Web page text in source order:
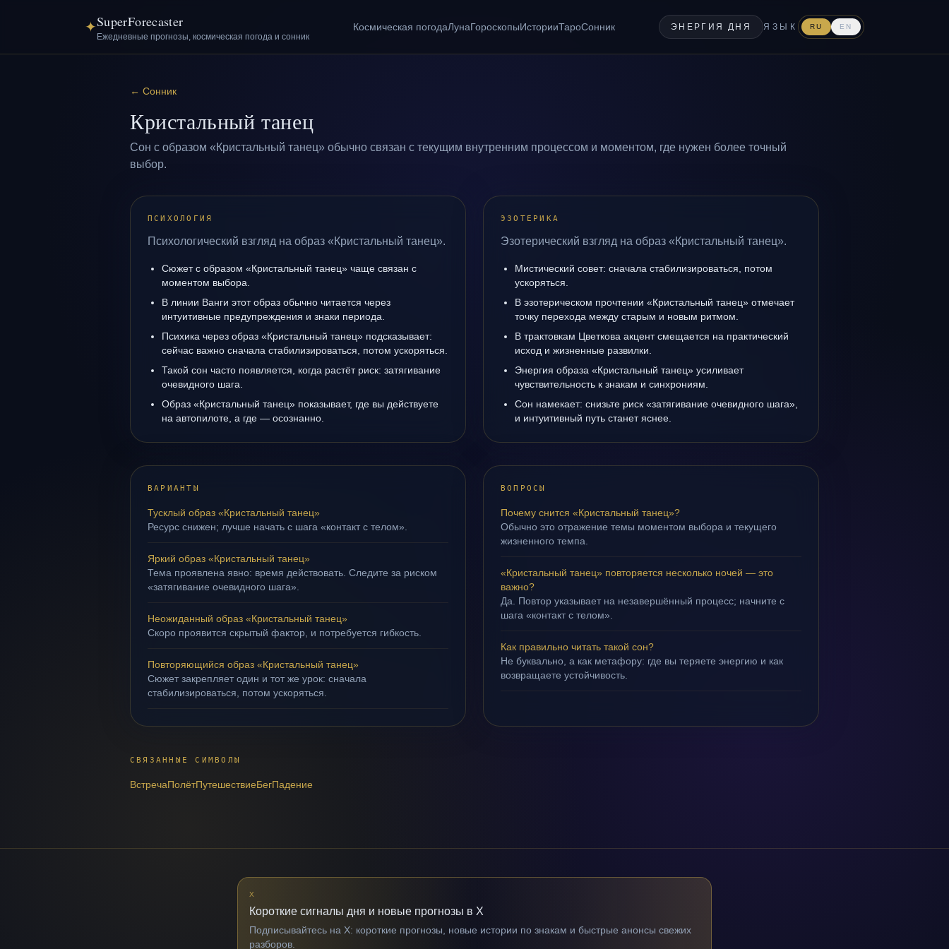
✦SuperForecaster
Ежедневные прогнозы, космическая погода и сонник
Космическая погодаЛунаГороскопыИсторииТароСонник ЭНЕРГИЯ ДНЯ ЯЗЫК RU EN
← Сонник
Кристальный танец
Сон с образом «Кристальный танец» обычно связан с текущим внутренним процессом и моментом, где нужен более точный
выбор.
ПСИХОЛОГИЯ
Психологический взгляд на образ «Кристальный танец».
Сюжет с образом «Кристальный танец» чаще связан с
моментом выбора.
В линии Ванги этот образ обычно читается через
интуитивные предупреждения и знаки периода.
Психика через образ «Кристальный танец» подсказывает:
сейчас важно сначала стабилизироваться, потом ускоряться.
Такой сон часто появляется, когда растёт риск: затягивание
очевидного шага.
Образ «Кристальный танец» показывает, где вы действуете
на автопилоте, а где — осознанно.
ЭЗОТЕРИКА
Эзотерический взгляд на образ «Кристальный танец».
Мистический совет: сначала стабилизироваться, потом
ускоряться.
В эзотерическом прочтении «Кристальный танец» отмечает
точку перехода между старым и новым ритмом.
В трактовкам Цветкова акцент смещается на практический
исход и жизненные развилки.
Энергия образа «Кристальный танец» усиливает
чувствительность к знакам и синхрониям.
Сон намекает: снизьте риск «затягивание очевидного шага»,
и интуитивный путь станет яснее.
ВАРИАНТЫ
Тусклый образ «Кристальный танец»
Ресурс снижен; лучше начать с шага «контакт с телом».
Яркий образ «Кристальный танец»
Тема проявлена явно: время действовать. Следите за риском
«затягивание очевидного шага».
Неожиданный образ «Кристальный танец»
Скоро проявится скрытый фактор, и потребуется гибкость.
Повторяющийся образ «Кристальный танец»
Сюжет закрепляет один и тот же урок: сначала
стабилизироваться, потом ускоряться.
ВОПРОСЫ
Почему снится «Кристальный танец»?
Обычно это отражение темы моментом выбора и текущего
жизненного темпа.
«Кристальный танец» повторяется несколько ночей — это
важно?
Да. Повтор указывает на незавершённый процесс; начните с
шага «контакт с телом».
Как правильно читать такой сон?
Не буквально, а как метафору: где вы теряете энергию и как
возвращаете устойчивость.
СВЯЗАННЫЕ СИМВОЛЫ
ВстречаПолётПутешествиеБегПадение
X
Короткие сигналы дня и новые прогнозы в X
Подписывайтесь на X: короткие прогнозы, новые истории по знакам и быстрые анонсы свежих
разборов.